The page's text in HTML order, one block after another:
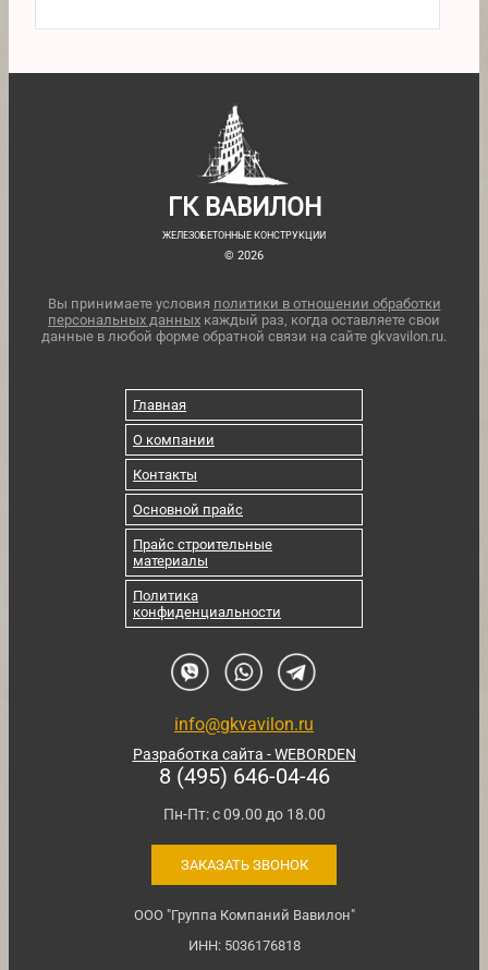
ГК ВАВИЛОН
ЖЕЛЕЗОБЕТОННЫЕ КОНСТРУКЦИИ
© 2026
Вы принимаете условия политики в отношении обработки
персональных данных каждый раз, когда оставляете свои
данные в любой форме обратной связи на сайте gkvavilon.ru.
Главная
О компании
Контакты
Основной прайс
Прайс строительные
материалы
Политика
конфиденциальности
info@gkvavilon.ru
Разработка сайта - WEBORDEN
8 (495) 646-04-46
Пн-Пт: с 09.00 до 18.00
ЗАКАЗАТЬ ЗВОНОК
ООО "Группа Компаний Вавилон"
ИНН: 5036176818